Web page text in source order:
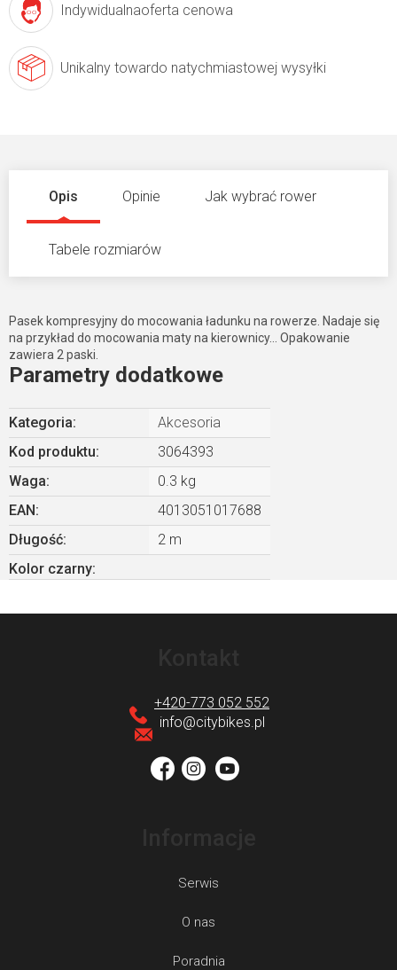
Indywidualnaoferta cenowa
Unikalny towardo natychmiastowej wysyłki
Opis Opinie Jak wybrać rower
Tabele rozmiarów
Pasek kompresyjny do mocowania ładunku na rowerze. Nadaje się
na przykład do mocowania maty na kierownicy... Opakowanie
zawiera 2 paski.
Parametry dodatkowe
Kategoria:
Akcesoria
Kod produktu:
3064393
Waga:
0.3 kg
EAN:
4013051017688
Długość:
2 m
Kolor czarny:
info@citybikes.pl
+420-773 052 552
Serwis
O nas
Poradnia